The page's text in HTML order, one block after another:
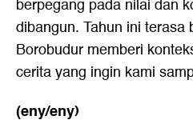
berpegang pada nilai dan
dibangun. Tahun ini terasa
Borobudur memberi
cerita yang ingin kami
(eny/eny)